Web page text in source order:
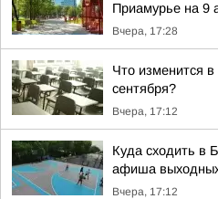
Приамурье на 9
Вчера, 17:28
Что изменится
сентября?
Вчера, 17:12
Куда сходить в
афиша
Вчера, 17:12